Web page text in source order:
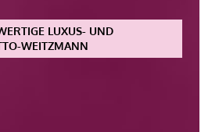
LUXUS- UND
WEITZMANN